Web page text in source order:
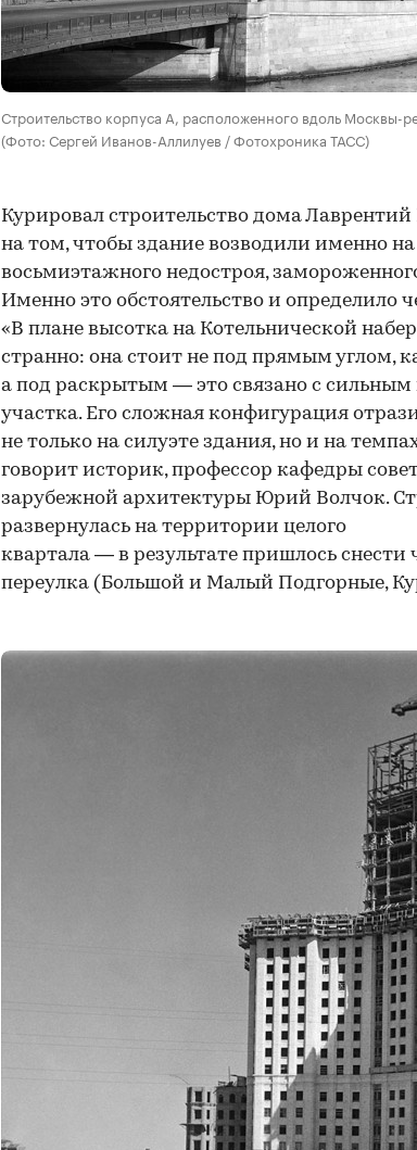
Строительство корпуса А, расположенного вдоль Москвы-
(Фото: Сергей Иванов-Аллилуев / Фотохроника ТАСС)
Курировал строительство дома
на том, чтобы здание возводили именно
восьмиэтажного недостроя,
Именно это обстоятельство и определило
«В плане высотка на Котельнической
странно: она стоит не под прямым углом,
а под раскрытым — это связано с
участка. Его сложная конфигурация
не только на силуэте здания, но и на
говорит историк, профессор кафедры
зарубежной архитектуры Юрий Волчок.
развернулась на территории целого
квартала — в результате пришлось снести
переулка (Большой и Малый Подгорные,